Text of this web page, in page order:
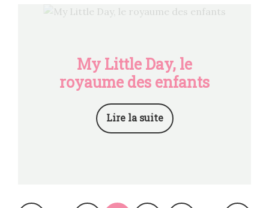
My Little Day, le
royaume des enfants
Lire la suite